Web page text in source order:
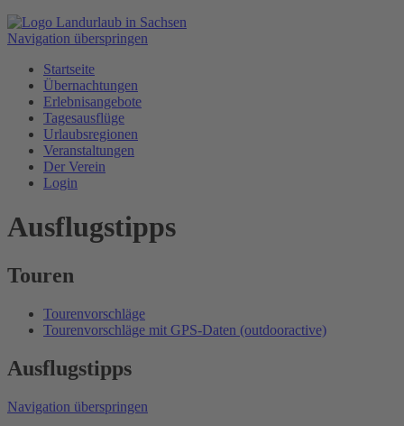
Navigation überspringen
Startseite
Übernachtungen
Erlebnisangebote
Tagesausflüge
Urlaubsregionen
Veranstaltungen
Der Verein
Login
Ausflugstipps
Touren
Tourenvorschläge
Tourenvorschläge mit GPS-Daten (outdooractive)
Ausflugstipps
Navigation überspringen